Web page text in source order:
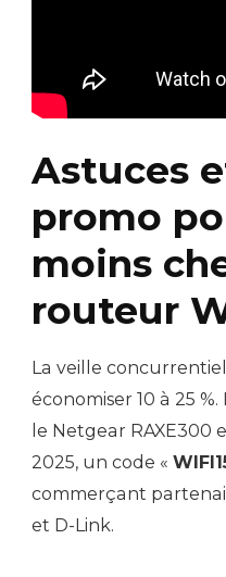
Astuces
promo
moins
routeur
La veille
économiser 10 à 25
le Netgear RAXE300
2025, un code «
commerçant
et D-Link.